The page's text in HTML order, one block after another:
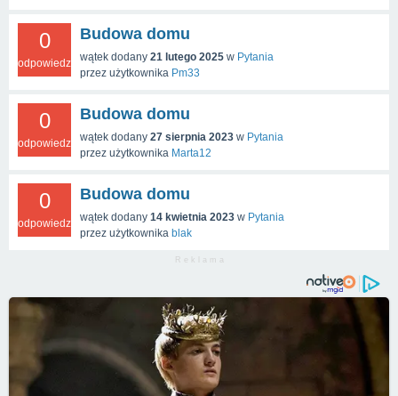
0
odpowiedzi
Budowa domu
wątek dodany 21 lutego 2025 w Pytania
przez użytkownika Pm33
0
odpowiedzi
Budowa domu
wątek dodany 27 sierpnia 2023 w Pytania
przez użytkownika Marta12
0
odpowiedzi
Budowa domu
wątek dodany 14 kwietnia 2023 w Pytania
przez użytkownika blak
R e k l a m a